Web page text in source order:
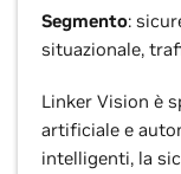
Segmento:
situazionale,
Linker Vision è
artificiale e
intelligenti, la